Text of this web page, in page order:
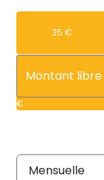
35 €
€